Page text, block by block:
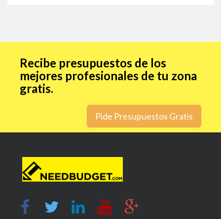
Recibe presupuestos de los
mejores profesionales de tu zona
gratis.
Pide Presupuestos Gratis